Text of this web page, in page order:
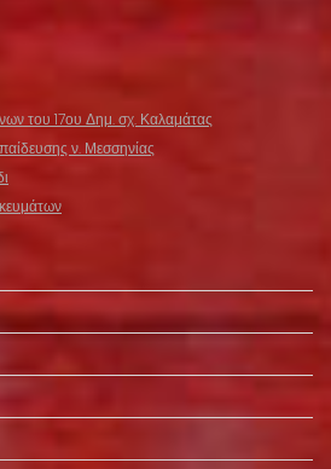
του 17ου Δημ. σχ. Καλαμάτας
ν. Μεσσηνίας